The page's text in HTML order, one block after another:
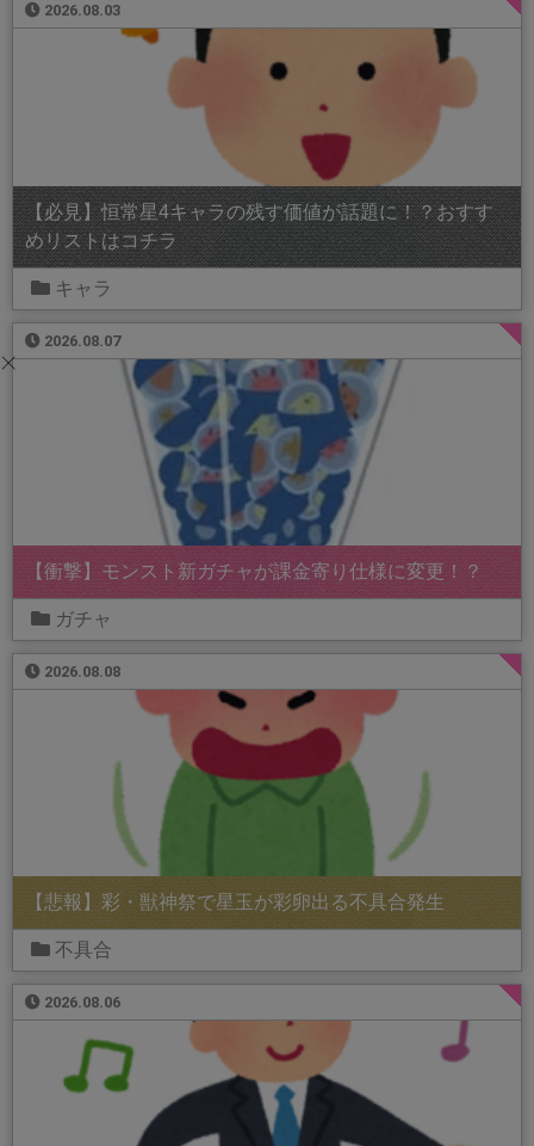
2026.08.03
【必見】恒常星4キャラの残す価値が話題に！？おすす
めリストはコチラ
キャラ
2026.08.07
【衝撃】モンスト新ガチャが課金寄り仕様に変更！？
ガチャ
2026.08.08
【悲報】彩・獣神祭で星玉が彩卵出る不具合発生
不具合
2026.08.06